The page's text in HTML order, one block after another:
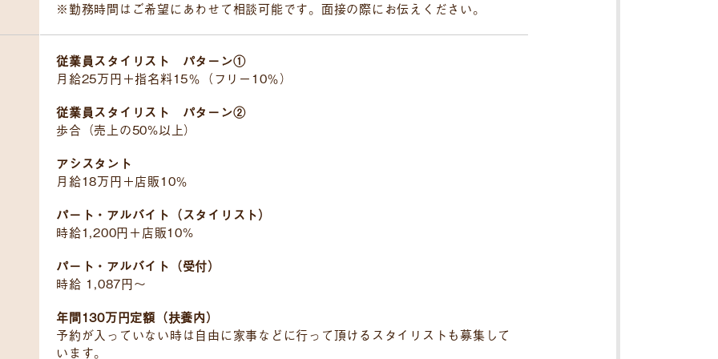
※勤務時間はご希望にあわせて相談可能です。面接の際にお伝えください。
従業員スタイリスト パターン①
月給25万円＋指名料15％（フリー10％）
従業員スタイリスト パターン②
歩合（売上の50%以上）
アシスタント
月給18万円＋店販10％
パート・アルバイト（スタイリスト）
時給1,200円＋店販10%
パート・アルバイト（受付）
時給 1,087円～
年間130万円定額（扶養内）
予約が入っていない時は自由に家事などに行って頂けるスタイリストも募集して
います。